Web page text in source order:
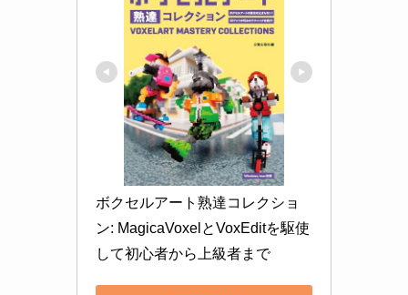
ボクセルアート熟達コレクショ
ン: MagicaVoxelとVoxEditを駆使
して初心者から上級者まで